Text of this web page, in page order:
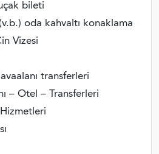
bileti
oda kahvaltı konaklama
Vizesi
transferleri
– Otel – Transferleri